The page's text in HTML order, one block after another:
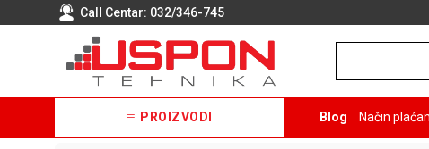
Call Centar: 032/346-745
PROIZVODI Blog Način